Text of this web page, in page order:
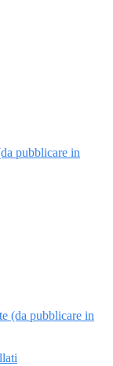
pubblicare in
(da pubblicare in